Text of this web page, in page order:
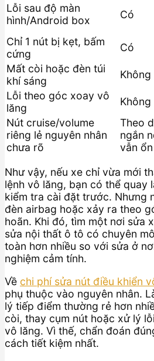
Lỗi sau độ màn
hình/Android box
Có
Chỉ 1 nút bị kẹt, bấm
cứng
Có
Mất còi hoặc đèn túi
khí sáng
Không
Lỗi theo góc xoay vô
lăng
Không
Nút cruise/volume
riêng lẻ nguyên nhân
chưa rõ
Theo
ngắn
vẫn ổn
Như vậy, nếu xe chỉ vừa mới
lệnh vô lăng, bạn có thể quay
kiểm tra cài đặt trước. Nhưng
đèn airbag hoặc xảy ra theo
hoãn. Khi đó, tìm một nơi sửa
sửa nội thất ô tô có chuyên
toàn hơn nhiều so với sửa ở
nghiệm cảm tính.
Về chi phí sửa nút điều khiển
phụ thuộc vào nguyên nhân.
lý tiếp điểm thường rẻ hơn
còi, thay cụm nút hoặc xử lý
vô lăng. Vì thế, chẩn đoán
cách tiết kiệm nhất.